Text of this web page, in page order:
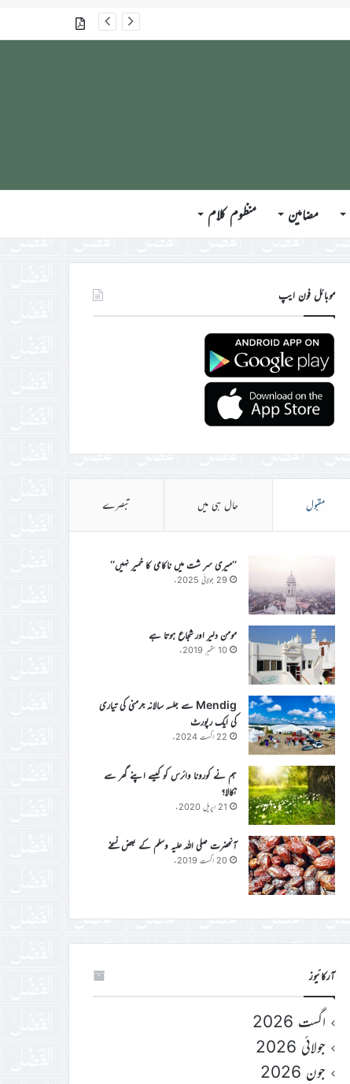
گذشتہ شمارے
مضامین منظوم کلام
موبائل فون ایپ
مقبول حال ہی میں تبصرے
’’میری سر شت میں ناکامی کا خمیر نہیں‘‘
29 جولائی 2025ء
مومن دلیر اور شجاع ہوتا ہے
10 ستمبر 2019ء
Mendig سے جلسہ سالانہ جرمنی کی تیاری
کی ایک رپورٹ
22 اگست 2024ء
ہم نے کورونا وائرس کو کیسے اپنے گھر سے
نکالا؟
21 اپریل 2020ء
آنحضرت صلی اللہ علیہ وسلم کے بعض نسخے
20 اگست 2019ء
آرکائیوز
اگست 2026
جولائی 2026
جون 2026